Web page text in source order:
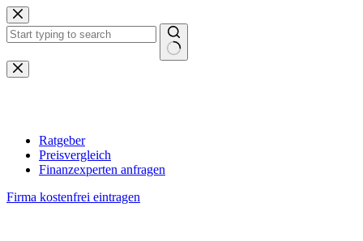
Zum
Inhalt
springen
Keine
Ergebnisse
Ratgeber
Preisvergleich
Finanzexperten anfragen
Firma kostenfrei eintragen